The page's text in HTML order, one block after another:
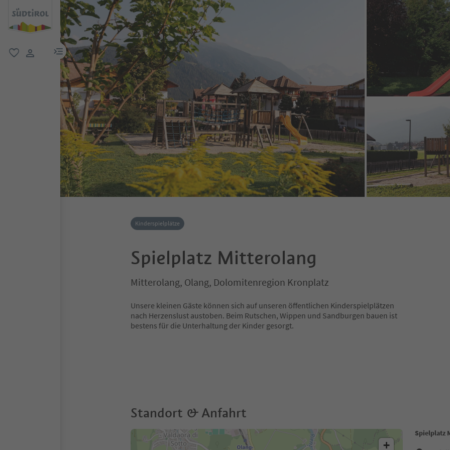
menu link
Kinderspielplätze
Spielplatz Mitterolang
Mitterolang, Olang, Dolomitenregion Kronplatz
Unsere kleinen Gäste können sich auf unseren öffentlichen Kinderspielplätzen
nach Herzenslust austoben. Beim Rutschen, Wippen und Sandburgen bauen ist
bestens für die Unterhaltung der Kinder gesorgt.
Standort & Anfahrt
Spielplatz
+